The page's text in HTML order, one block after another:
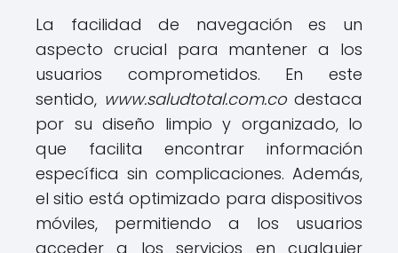
La facilidad de navegación es un
aspecto crucial para mantener a los
usuarios comprometidos. En este
sentido, www.saludtotal.com.co destaca
por su diseño limpio y organizado, lo
que facilita encontrar información
específica sin complicaciones. Además,
el sitio está optimizado para dispositivos
móviles, permitiendo a los usuarios
acceder a los servicios en cualquier